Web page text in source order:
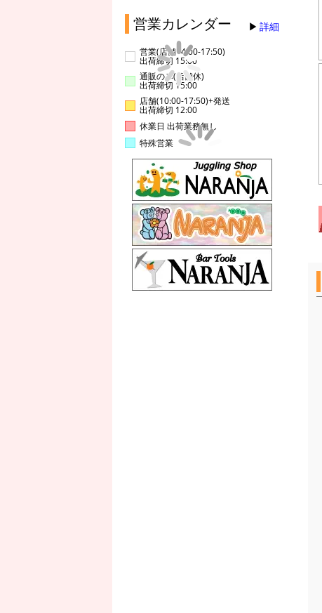
営業カレンダー 詳細
営業(店舗14:00-17:50)
出荷締切 15:00
通販のみ(店舗休)
出荷締切 15:00
店舗(10:00-17:50)+発送
出荷締切 12:00
休業日 出荷業務無し
特殊営業